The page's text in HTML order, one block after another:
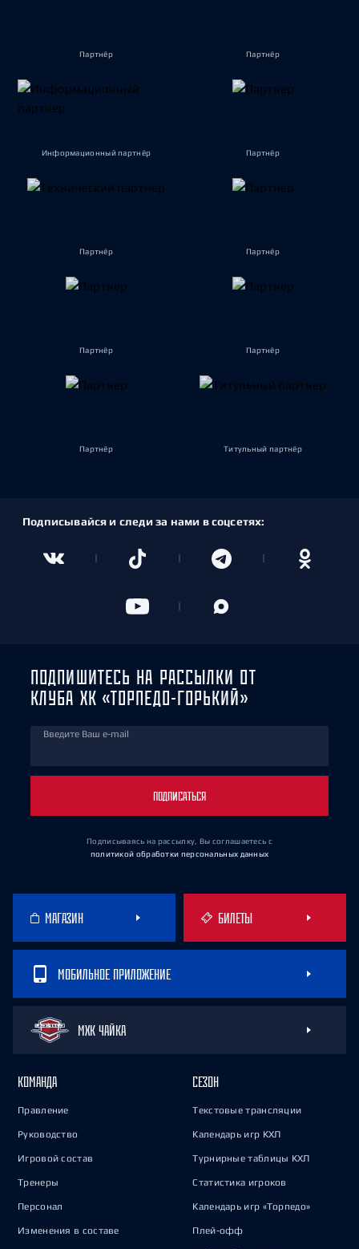
Партнёр Партнёр
Информационный партнёр Партнёр
Партнёр Партнёр
Партнёр Партнёр
Партнёр Титульный партнёр
Подписывайся и следи за нами в соцсетях:
ПОДПИШИТЕСЬ НА РАССЫЛКИ ОТ
КЛУБА ХК «ТОРПЕДО-ГОРЬКИЙ»
Введите Ваш e-mail
ПОДПИСАТЬСЯ
Подписываясь на рассылку, Вы соглашаетесь с
политикой обработки персональных данных
МАГАЗИН БИЛЕТЫ
МОБИЛЬНОЕ ПРИЛОЖЕНИЕ
МХК ЧАЙКА
КОМАНДА
Правление
Руководство
Игровой состав
Тренеры
Персонал
Изменения в составе
СЕЗОН
Текстовые трансляции
Календарь игр КХЛ
Турнирные таблицы КХЛ
Статистика игроков
Календарь игр «Торпедо»
Плей-офф